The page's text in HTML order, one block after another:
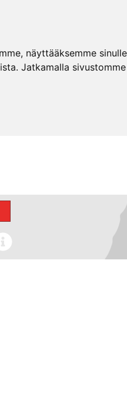
näyttääksemme
Jatkamalla